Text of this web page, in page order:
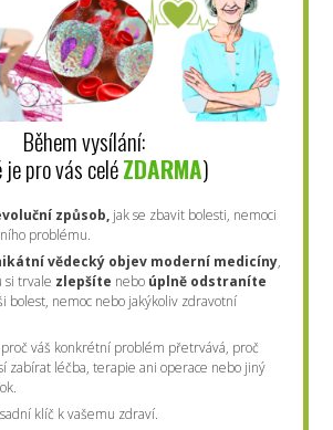
Během vysílání:
pro vás celéZDARMA)
způsob, jak se zbavit bolesti, nemoci
problému.
vědecký objev moderní medicíny,
si trvale zlepšíte nebo úplně odstraníte
bolest, nemoc nebo jakýkoliv zdravotní
proč váš konkrétní problém přetrvává, proč
zabírat léčba, terapie ani operace nebo jiný
klíč k vašemu zdraví.